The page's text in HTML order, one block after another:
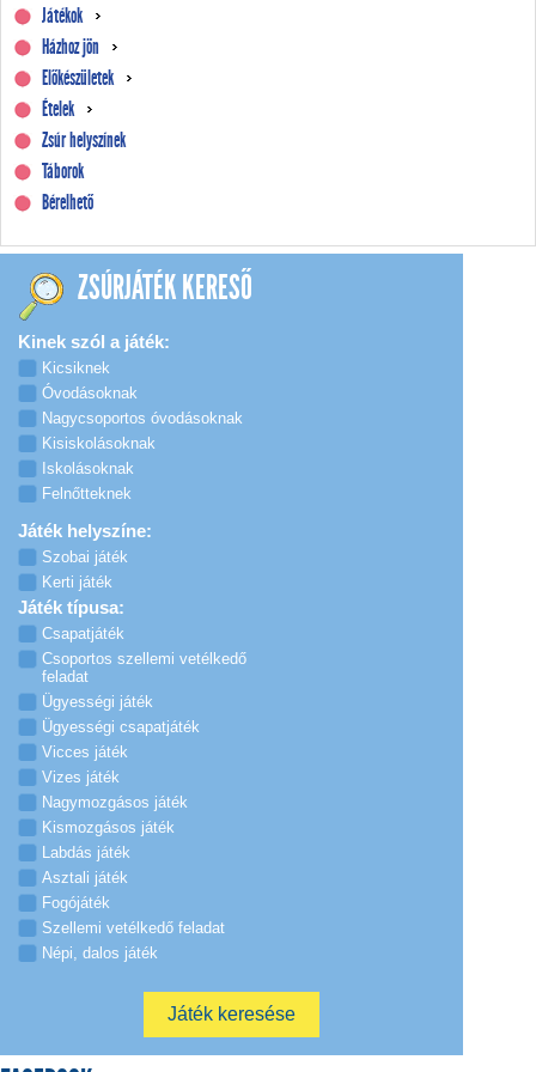
Játékok
Házhoz jön
Előkészületek
Ételek
Zsúr helyszínek
Táborok
Bérelhető
ZSÚRJÁTÉK KERESŐ
Kinek szól a játék:
Kicsiknek
Óvodásoknak
Nagycsoportos óvodásoknak
Kisiskolásoknak
Iskolásoknak
Felnőtteknek
Játék helyszíne:
Szobai játék
Kerti játék
Játék típusa:
Csapatjáték
Csoportos szellemi vetélkedő
feladat
Ügyességi játék
Ügyességi csapatjáték
Vicces játék
Vizes játék
Nagymozgásos játék
Kismozgásos játék
Labdás játék
Asztali játék
Fogójáték
Szellemi vetélkedő feladat
Népi, dalos játék